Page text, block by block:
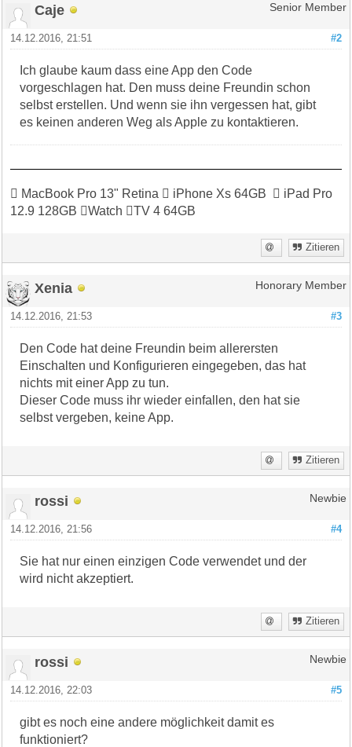
Caje Senior Member
#2
14.12.2016, 21:51
Ich glaube kaum dass eine App den Code
vorgeschlagen hat. Den muss deine Freundin schon
selbst erstellen. Und wenn sie ihn vergessen hat, gibt
es keinen anderen Weg als Apple zu kontaktieren.
 MacBook Pro 13" Retina  iPhone Xs 64GB  iPad Pro
12.9 128GB Watch TV 4 64GB
Zitieren
Xenia Honorary Member
#3
14.12.2016, 21:53
Den Code hat deine Freundin beim allerersten
Einschalten und Konfigurieren eingegeben, das hat
nichts mit einer App zu tun.
Dieser Code muss ihr wieder einfallen, den hat sie
selbst vergeben, keine App.
Zitieren
rossi Newbie
#4
14.12.2016, 21:56
Sie hat nur einen einzigen Code verwendet und der
wird nicht akzeptiert.
Zitieren
rossi Newbie
#5
14.12.2016, 22:03
gibt es noch eine andere möglichkeit damit es
funktioniert?